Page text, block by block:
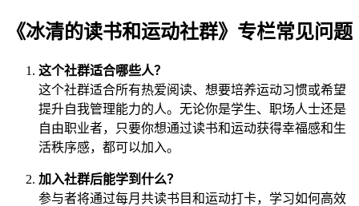
《冰清的读书和运动社群》专栏常见问题
这个社群适合哪些人？
这个社群适合所有热爱阅读、想要培养运动习惯或希望
提升自我管理能力的人。无论你是学生、职场人士还是
自由职业者，只要你想通过读书和运动获得幸福感和生
活秩序感，都可以加入。
加入社群后能学到什么？
参与者将通过每月共读书目和运动打卡，学习如何高效